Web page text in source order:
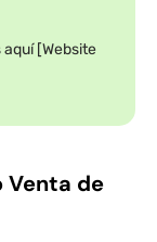
[Website
Venta de